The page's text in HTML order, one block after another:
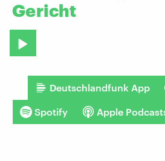
Gericht
Deutschlandfunk App
Spotify Apple